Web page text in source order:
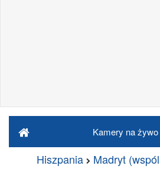
Kamery na żywo
Hiszpania
Madryt